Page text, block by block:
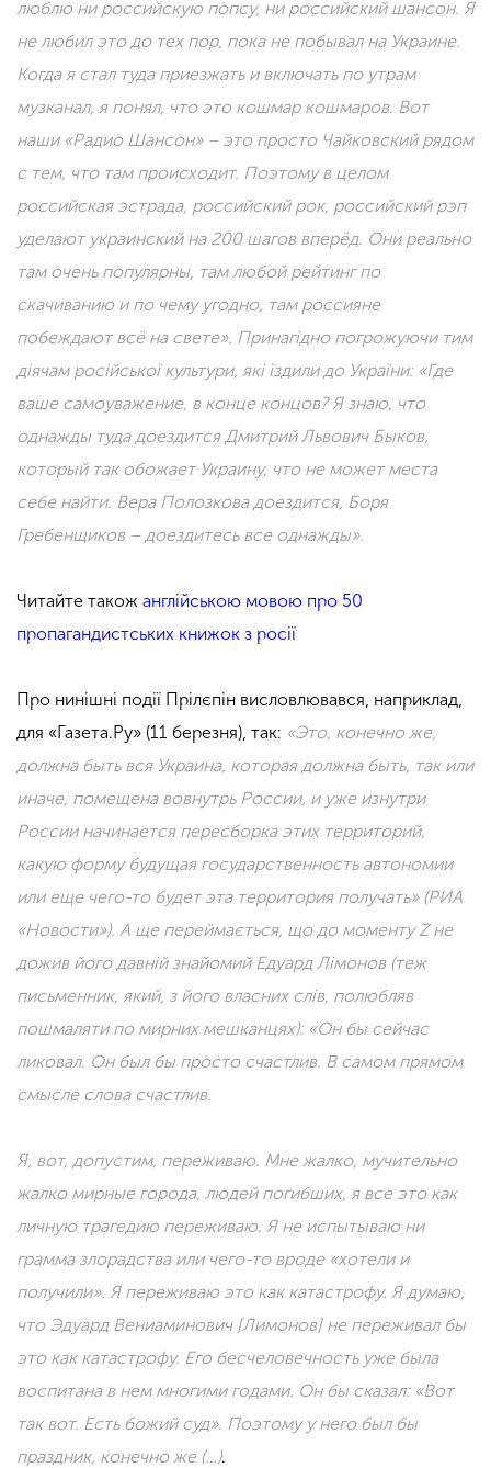
люблю ни российскую попсу, ни российский шансон. Я
не любил это до тех пор, пока не побывал на Украине.
Когда я стал туда приезжать и включать по утрам
музканал, я понял, что это кошмар кошмаров. Вот
наши «Радио Шансон» – это просто Чайковский рядом
с тем, что там происходит. Поэтому в целом
российская эстрада, российский рок, российский рэп
уделают украинский на 200 шагов вперёд. Они реально
там очень популярны, там любой рейтинг по
скачиванию и по чему угодно, там россияне
побеждают всё на свете». Принагідно погрожуючи тим
діячам російської культури, які їздили до України: «Где
ваше самоуважение, в конце концов? Я знаю, что
однажды туда доездится Дмитрий Львович Быков,
который так обожает Украину, что не может места
себе найти. Вера Полозкова доездится, Боря
Гребенщиков – доездитесь все однажды».
Читайте також англійською мовою про 50
пропагандистських книжок з росії
Про нинішні події Прілєпін висловлювався, наприклад,
для «Газета.Ру» (11 березня), так: «Это, конечно же,
должна быть вся Украина, которая должна быть, так или
иначе, помещена вовнутрь России, и уже изнутри
России начинается пересборка этих территорий,
какую форму будущая государственность автономии
или еще чего-то будет эта территория получать» (РИА
«Новости»). А ще переймається, що до моменту Z не
дожив його давній знайомий Едуард Лімонов (теж
письменник, який, з його власних слів, полюбляв
пошмаляти по мирних мешканцях): «Он бы сейчас
ликовал. Он был бы просто счастлив. В самом прямом
смысле слова счастлив.
Я, вот, допустим, переживаю. Мне жалко, мучительно
жалко мирные города, людей погибших, я все это как
личную трагедию переживаю. Я не испытываю ни
грамма злорадства или чего-то вроде «хотели и
получили». Я переживаю это как катастрофу. Я думаю,
что Эдуард Вениаминович [Лимонов] не переживал бы
это как катастрофу. Его бесчеловечность уже была
воспитана в нем многими годами. Он бы сказал: «Вот
так вот. Есть божий суд». Поэтому у него был бы
праздник, конечно же (…).